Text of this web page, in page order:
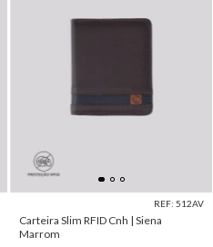
REF: 512AV
Carteira Slim RFID Cnh | Siena
Marrom